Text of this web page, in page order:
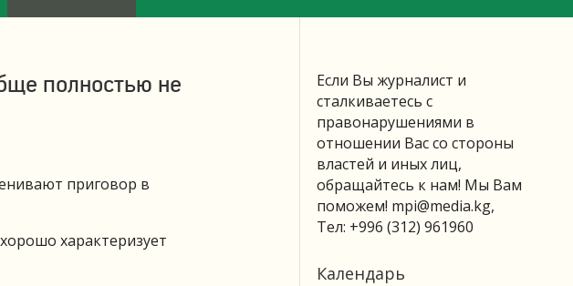
полностью не
приговор в
характеризует
Если Вы журналист и
сталкиваетесь с
правонарушениями в
отношении Вас со стороны
властей и иных лиц,
обращайтесь к нам! Мы Вам
поможем! mpi@media.kg,
Тел: +996 (312) 961960
Календарь